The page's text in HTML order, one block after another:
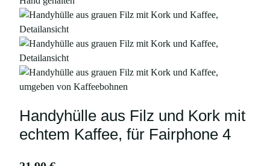
Handyhülle aus Filz und Kork mit
echtem Kaffee, für Fairphone 4